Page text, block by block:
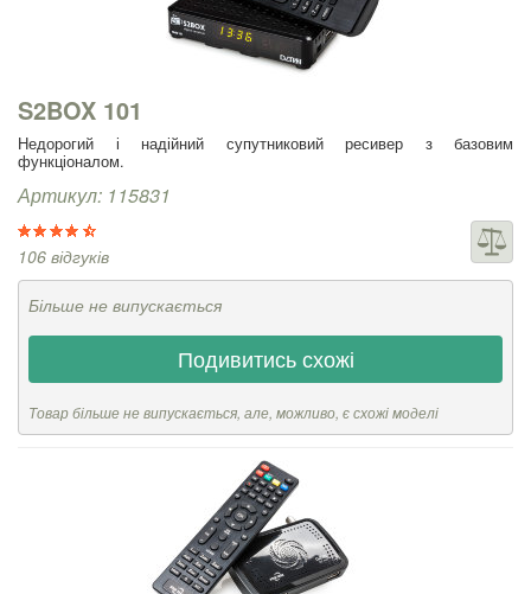
S2BOX 101
Недорогий і надійний супутниковий ресивер з базовим
функціоналом.
Артикул: 115831
106 відгуків
Більше не випускається
Подивитись схожі
Товар більше не випускається, але, можливо, є схожі моделі